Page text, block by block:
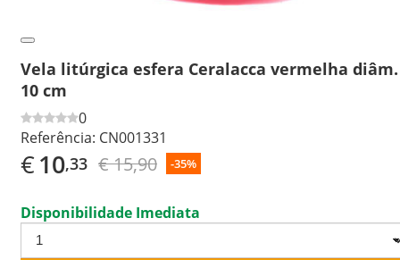
Vela litúrgica esfera Ceralacca vermelha diâm.
10 cm
0
Referência: CN001331
€10,33 € 15,90 -35%
Disponibilidade Imediata